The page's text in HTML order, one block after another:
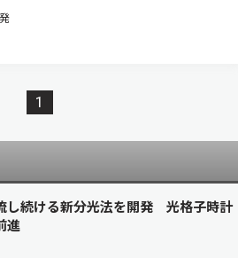
1
し続ける新分光法を開発 光格子時計
進